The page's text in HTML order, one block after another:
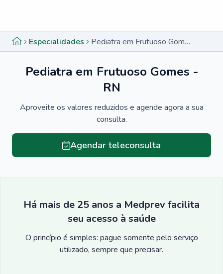
Especialidades Pediatra em Frutuoso Gomes - RN
Pediatra em Frutuoso Gomes -
RN
Aproveite os valores reduzidos e agende agora a sua
consulta.
Agendar teleconsulta
Há mais de 25 anos a Medprev facilita
seu acesso à saúde
O princípio é simples: pague somente pelo serviço
utilizado, sempre que precisar.